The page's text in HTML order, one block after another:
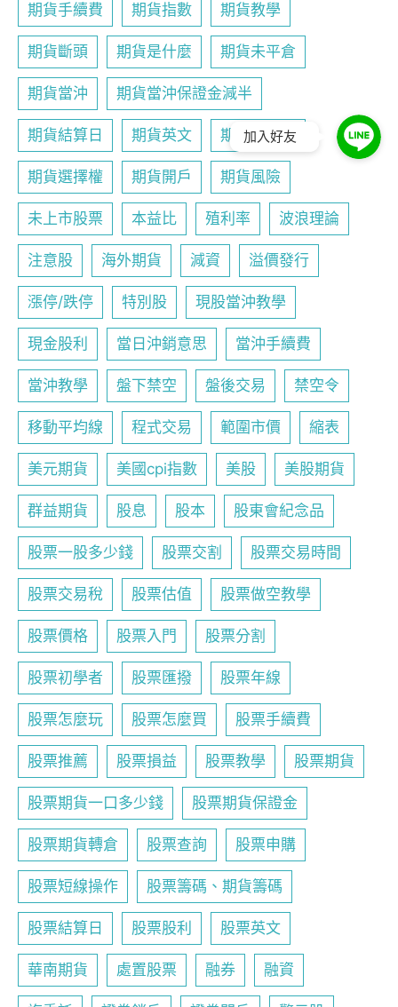
期貨手續費 期貨指數 期貨教學
期貨斷頭 期貨是什麼 期貨未平倉
期貨當沖 期貨當沖保證金減半
期貨結算日 期貨英文 期貨行事曆
期貨選擇權 期貨開戶 期貨風險
未上市股票 本益比 殖利率 波浪理論
注意股 海外期貨 減資 溢價發行
漲停/跌停 特別股 現股當沖教學
現金股利 當日沖銷意思 當沖手續費
當沖教學 盤下禁空 盤後交易 禁空令
移動平均線 程式交易 範圍市價 縮表
美元期貨 美國cpi指數 美股 美股期貨
群益期貨 股息 股本 股東會紀念品
股票一股多少錢 股票交割 股票交易時間
股票交易稅 股票估值 股票做空教學
股票價格 股票入門 股票分割
股票初學者 股票匯撥 股票年線
股票怎麼玩 股票怎麼買 股票手續費
股票推薦 股票損益 股票教學 股票期貨
股票期貨一口多少錢 股票期貨保證金
股票期貨轉倉 股票查詢 股票申購
股票短線操作 股票籌碼、期貨籌碼
股票結算日 股票股利 股票英文
華南期貨 處置股票 融券 融資
加入好友